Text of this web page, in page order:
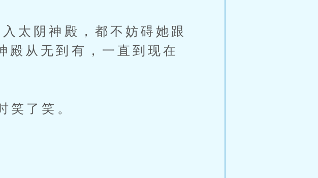
太阴神殿，都不妨碍她跟
殿从无到有，一直到现在
笑了笑。